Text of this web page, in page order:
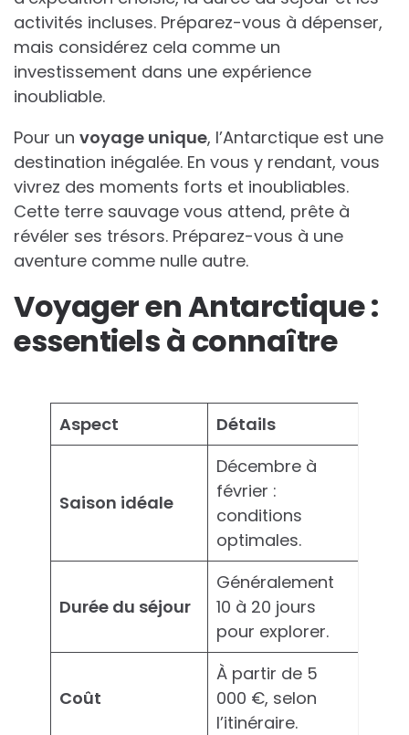
activités incluses. Préparez-vous à dépenser,
mais considérez cela comme un
investissement dans une expérience
inoubliable.
Pour un voyage unique, l’Antarctique est une
destination inégalée. En vous y rendant, vous
vivrez des moments forts et inoubliables.
Cette terre sauvage vous attend, prête à
révéler ses trésors. Préparez-vous à une
aventure comme nulle autre.
Voyager en Antarctique :
essentiels à connaître
Aspect Détails
Saison idéale
Décembre à
février :
conditions
optimales.
Durée du séjour
Généralement
10 à 20 jours
pour explorer.
Coût
À partir de 5
000 €, selon
l’itinéraire.